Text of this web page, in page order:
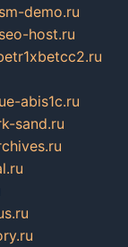
demo.ru
host.ru
e-abis1c.ru
sand.ru